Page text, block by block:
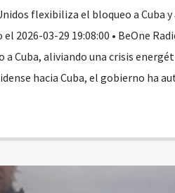
flexibiliza el bloqueo a Cuba
el 2026-03-29 19:08:00 • BeOne
a Cuba, aliviando una crisis
hacia Cuba, el gobierno ha